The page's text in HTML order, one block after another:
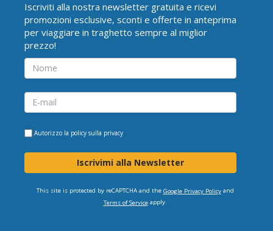
Iscriviti alla nostra newsletter gratuita e ricevi
promozioni esclusive, sconti e offerte in anteprima
per viaggiare in traghetto sempre al miglior
prezzo!
Autorizzo la policy sulla privacy
Iscrivimi alla Newsletter
This site is protected by reCAPTCHA and the Google Privacy Policyand
Terms of Serviceapply.